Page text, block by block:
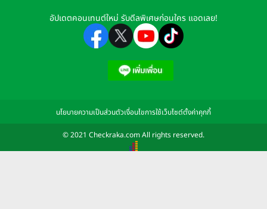
อัปเดตคอนเทนต์ใหม่ รับดีลพิเศษก่อนใคร แอดเลย!
นโยบายความเป็นส่วนตัวเงื่อนไขการใช้เว็บไซต์ตั้งค่าคุกกี้
© 2021 Checkraka.com All rights reserved.